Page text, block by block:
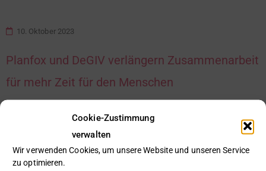
Cookie-Zustimmung
verwalten
Wir verwenden Cookies, um unsere Website und unseren Service
zu optimieren.
10. Oktober 2023
Planfox und DeGIV verlängern Zusammenarbeit
für mehr Zeit für den Menschen
Im Sinne effizienter Patientenprozesse mehr
Digitalisierung im Krankenhaus.